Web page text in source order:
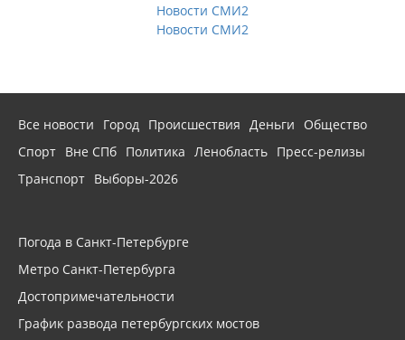
Новости СМИ2
Новости СМИ2
Все новости Город Происшествия Деньги
Общество
Спорт Вне СПб Политика Ленобласть Пресс-релизы
Транспорт Выборы-2026
Погода в Санкт-Петербурге
Метро Санкт-Петербурга
Достопримечательности
График развода петербургских мостов